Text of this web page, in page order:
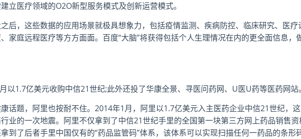
立医疗领域的O2O新型服务模式及创新运营模式。
后，这些数据的应用场景就极具想象力，包括疫情监测、疾病防控、临床研究、医疗
家庭远程医疗等方方面面。百度“大脑”将获得包括个人生理情况在内的更全面信息，
以1.7亿美元收购中信21世纪;此外还投了华康全景、寻医问药网、U医U药等医药网站。
话题，阿里也按耐不住。2014年1月，阿里以1.7亿美元入主医药企业中信21世纪，这
业的一次地震。阿里不仅拿到了中信21世纪手里的全国第一块第三方网上药品销售资
到了后者手里中国仅有的“药品监管码”体系，该体系可以实现扫描任何一药品的条形